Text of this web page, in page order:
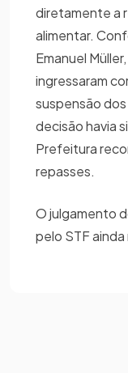
diretamente a
alimentar.
Emanuel
ingressaram
suspensão
decisão havia
Prefeitura
repasses.
O julgamento
pelo STF